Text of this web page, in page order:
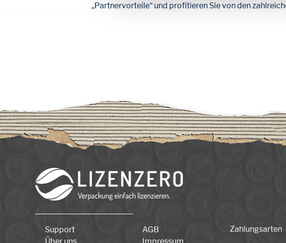
„Partnervorteile“ und profitieren Sie von den
Support
AGB
Zahlungsarten